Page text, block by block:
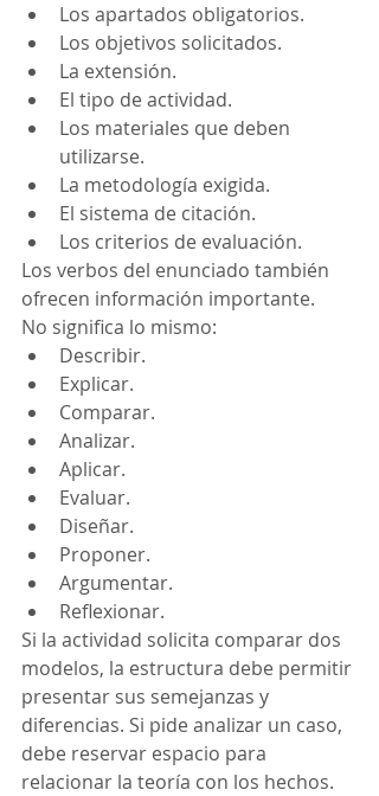
Los apartados obligatorios.
Los objetivos solicitados.
La extensión.
El tipo de actividad.
Los materiales que deben
utilizarse.
La metodología exigida.
El sistema de citación.
Los criterios de evaluación.
Los verbos del enunciado también
ofrecen información importante.
No significa lo mismo:
Describir.
Explicar.
Comparar.
Analizar.
Aplicar.
Evaluar.
Diseñar.
Proponer.
Argumentar.
Reflexionar.
Si la actividad solicita comparar dos
modelos, la estructura debe permitir
presentar sus semejanzas y
diferencias. Si pide analizar un caso,
debe reservar espacio para
relacionar la teoría con los hechos.